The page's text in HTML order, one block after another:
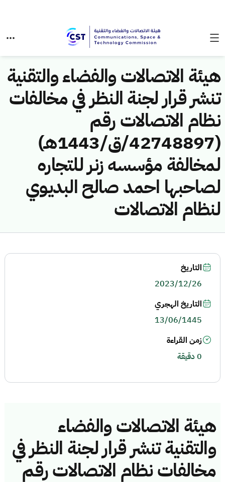
هيئة الاتصالات والفضاء والتقنية
تنشر قرار لجنة النظر في مخالفات
نظام الاتصالات رقم
(42748897/ق/1443هـ)
لمخالفة مؤسسه زنر للتجاره
لصاحبها احمد صالح البديوي
لنظام الاتصالات
هيئة الاتصالات والفضاء
والتقنية تنشر قرار لجنة النظر في
مخالفات نظام الاتصالات رقم
التاريخ
2023/12/26
التاريخ الهجري
13/06/1445
زمن القراءة
0 دقيقة